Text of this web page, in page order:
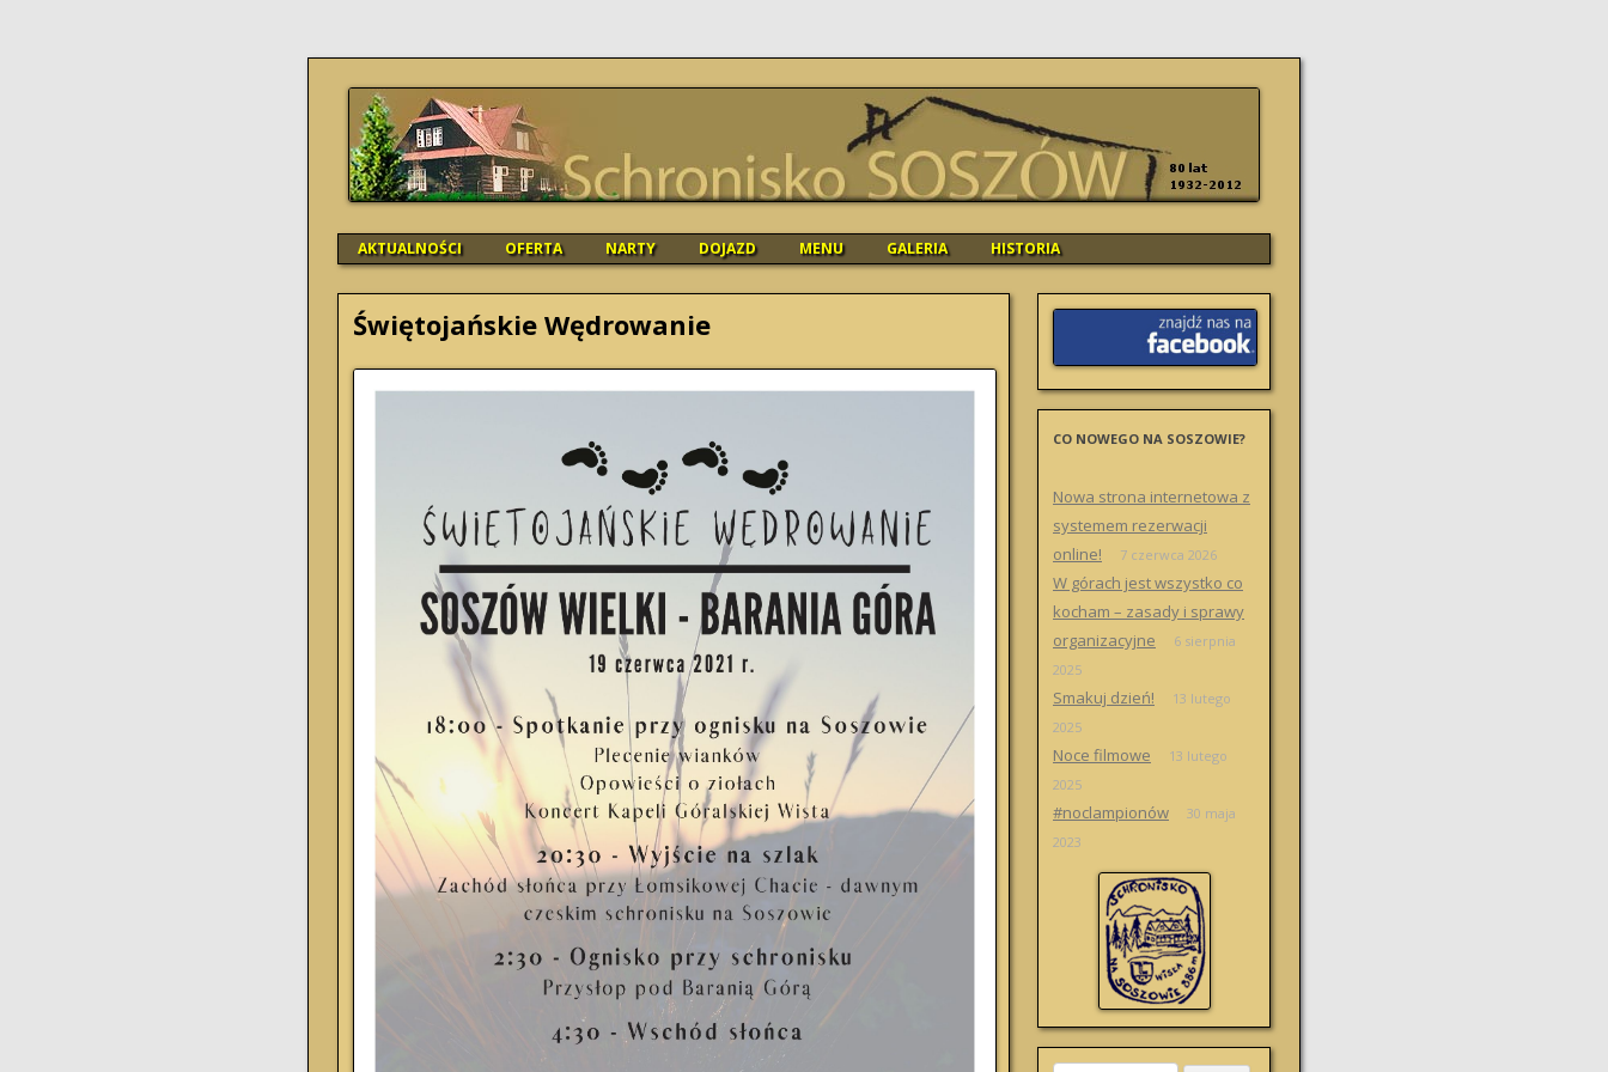
SCHRONISKO SOSZÓW
Skip
to
content
AKTUALNOŚCI OFERTA NARTY DOJAZD MENU GALERIA HISTORIA
Świętojańskie Wędrowanie
CO NOWEGO NA SOSZOWIE?
Nowa strona internetowa z
systemem rezerwacji
online!
7 czerwca 2026
W górach jest wszystko co
kocham – zasady i sprawy
organizacyjne
6 sierpnia
2025
Smakuj dzień!
13 lutego
2025
Noce filmowe
13 lutego
2025
#noclampionów
30 maja
2023